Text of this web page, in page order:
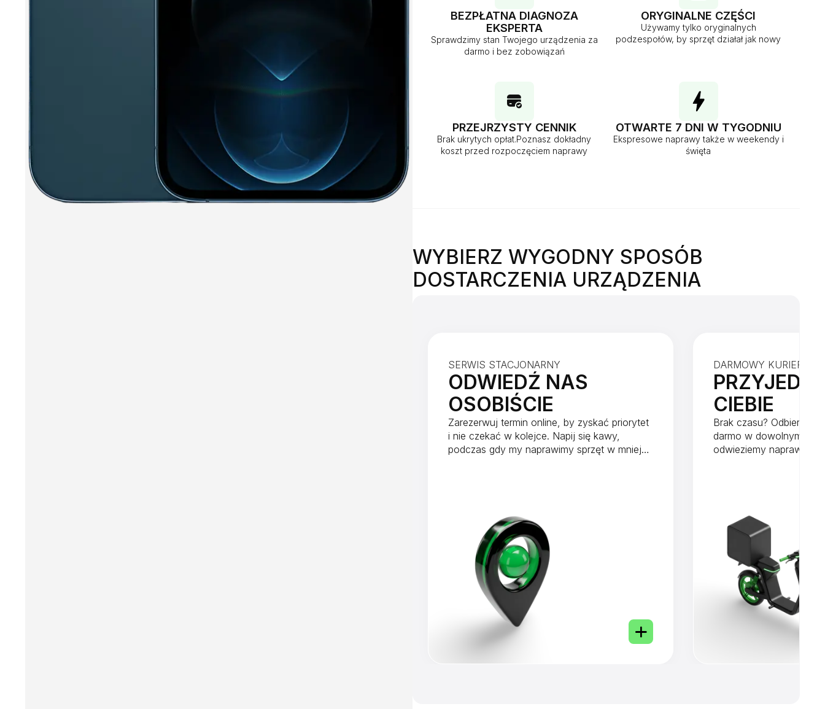
BEZPŁATNA DIAGNOZA
EKSPERTA
Sprawdzimy stan Twojego urządzenia za
darmo i bez zobowiązań
ORYGINALNE CZĘŚCI
Używamy tylko oryginalnych
podzespołów, by sprzęt działał jak nowy
PRZEJRZYSTY CENNIK
Brak ukrytych opłat.Poznasz dokładny
koszt przed rozpoczęciem naprawy
OTWARTE 7 DNI W TYGODNIU
Ekspresowe naprawy także w weekendy i
święta
WYBIERZ WYGODNY SPOSÓB
DOSTARCZENIA URZĄDZENIA
SERWIS STACJONARNY
ODWIEDŹ NAS
OSOBIŚCIE
Zarezerwuj termin online, by zyskać priorytet
i nie czekać w kolejce. Napij się kawy,
podczas gdy my naprawimy sprzęt w mniej
DARMOWY KURIER
CIEBIE
Brak czasu?
darmo w dowolnym
odwieziemy naprawiony